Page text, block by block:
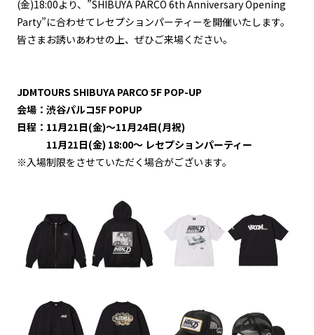
(金)18:00より、”SHIBUYA PARCO 6th Anniversary Opening
Party”に合わせてレセプションパーティーを開催いたします。
皆さまお誘いあわせの上、ぜひご来場ください。
JDMTOURS SHIBUYA PARCO 5F POP-UP
会場：渋谷パルコ5F POPUP
日程：11月21日(金)～11月24日(月祝)
11月21日(金) 18:00～ レセプションパーティー
※入場制限をさせていただく場合がございます。